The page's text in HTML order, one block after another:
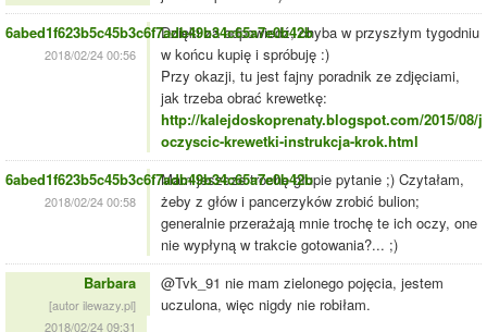
6abed1f623b5c45b3c6f7adb49b34c65a7e0b42b
2018/02/24 00:56
Dzięki za odpowiedź, chyba w przyszłym tygodniu
w końcu kupię i spróbuję :)
Przy okazji, tu jest fajny poradnik ze zdjęciami,
jak trzeba obrać krewetkę:
http://kalejdoskoprenaty.blogspot.com/2015/08/
oczyscic-krewetki-instrukcja-krok.html
6abed1f623b5c45b3c6f7adb49b34c65a7e0b42b
2018/02/24 00:58
Mam jeszcze trochę głupie pytanie ;) Czytałam,
żeby z głów i pancerzyków zrobić bulion;
generalnie przerażają mnie trochę te ich oczy, one
nie wypłyną w trakcie gotowania?... ;)
Barbara
[autor ilewazy.pl]
2018/02/24 09:31
@Tvk_91 nie mam zielonego pojęcia, jestem
uczulona, więc nigdy nie robiłam.